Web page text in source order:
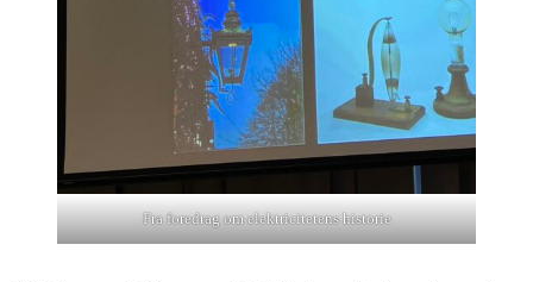
Fra foredrag om elektricitetens historie